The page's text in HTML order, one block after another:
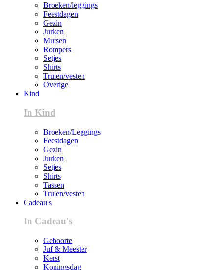
Broeken/leggings
Feestdagen
Gezin
Jurken
Mutsen
Rompers
Setjes
Shirts
Truien/vesten
Overige
Kind
In Kind
Broeken/Leggings
Feestdagen
Gezin
Jurken
Setjes
Shirts
Tassen
Truien/vesten
Cadeau's
In Cadeau's
Geboorte
Juf & Meester
Kerst
Koningsdag